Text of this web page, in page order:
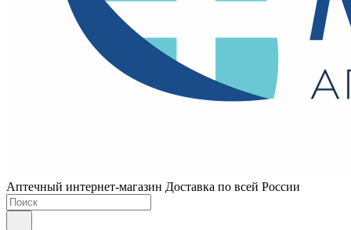
Аптечный интернет-магазин Доставка по всей России